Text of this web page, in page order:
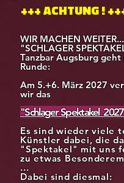
+++ ACHTUNG !
WIR MACHEN
"SCHLAGER
Tanzbar Augsburg
Runde:
Am 5.+6. März 2027
wir das
"Schlager Spektakel 2027
Es sind wieder viele
Künstler dabei, die
"Spektakel" mit uns
zu etwas
...
Dabei sind diesmal: